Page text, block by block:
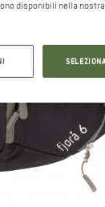
disponibili nella